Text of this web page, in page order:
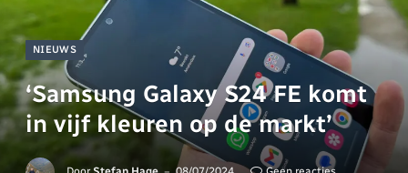
NIEUWS
‘Samsung Galaxy S24 FE komt
in vijf kleuren op de markt’